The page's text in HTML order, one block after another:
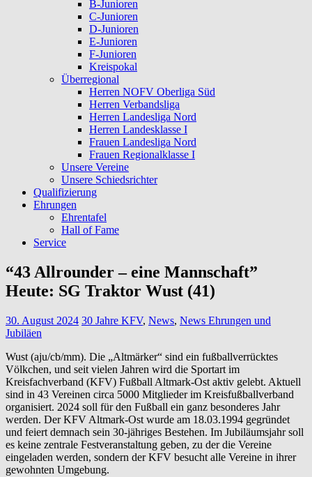
B-Junioren
C-Junioren
D-Junioren
E-Junioren
F-Junioren
Kreispokal
Überregional
Herren NOFV Oberliga Süd
Herren Verbandsliga
Herren Landesliga Nord
Herren Landesklasse I
Frauen Landesliga Nord
Frauen Regionalklasse I
Unsere Vereine
Unsere Schiedsrichter
Qualifizierung
Ehrungen
Ehrentafel
Hall of Fame
Service
“43 Allrounder – eine Mannschaft”
Heute: SG Traktor Wust (41)
30. August 2024 30 Jahre KFV, News, News Ehrungen und
Jubiläen
Wust (aju/cb/mm). Die „Altmärker“ sind ein fußballverrücktes
Völkchen, und seit vielen Jahren wird die Sportart im
Kreisfachverband (KFV) Fußball Altmark-Ost aktiv gelebt. Aktuell
sind in 43 Vereinen circa 5000 Mitglieder im Kreisfußballverband
organisiert. 2024 soll für den Fußball ein ganz besonderes Jahr
werden. Der KFV Altmark-Ost wurde am 18.03.1994 gegründet
und feiert demnach sein 30-jähriges Bestehen. Im Jubiläumsjahr soll
es keine zentrale Festveranstaltung geben, zu der die Vereine
eingeladen werden, sondern der KFV besucht alle Vereine in ihrer
gewohnten Umgebung.